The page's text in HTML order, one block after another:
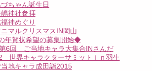
ちゃん誕生日
神社参拝
神めぐり
マルクリスマスIN岡山
年賀状希望の募集開始◆
6回 ご当地キャラ大集合INさんだ
世界キャラクターサミットｉｎ羽生
地キャラ成田詣2015